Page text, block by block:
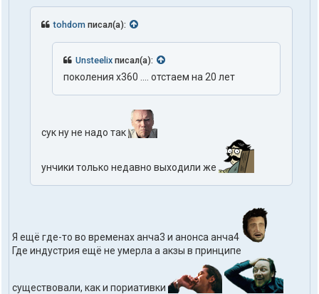
tohdom писал(а):
Unsteelix писал(а):
поколения x360 .... отстаем на 20 лет
сук ну не надо так
унчики только недавно выходили же
Я ещё где-то во временах анча3 и анонса анча4
Где индустрия ещё не умерла а акзы в принципе
существовали, как и пориативки